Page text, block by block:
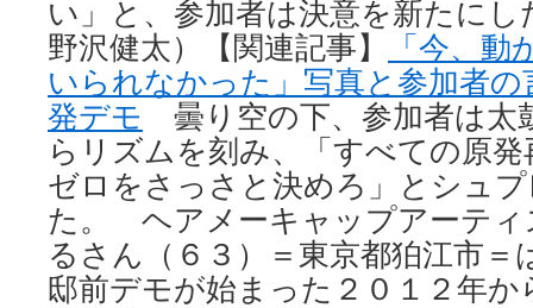
い」と、参加者は決意を新たにし
野沢健太）【関連記事】
「今、
いられなかった」写真と参加者
発デモ 曇り空の下、参加者は太
らリズムを刻み、「すべての原
ゼロをさっさと決めろ」とシュ
た。 ヘアメーキャップアーティ
るさん（６３）＝東京都狛江市＝
邸前デモが始まった２０１２年か